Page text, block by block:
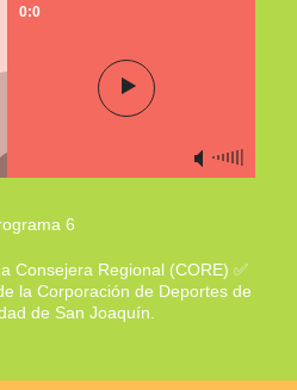
0:0
6
Consejera Regional (CORE) ✅
la Corporación de Deportes de
de San Joaquín.